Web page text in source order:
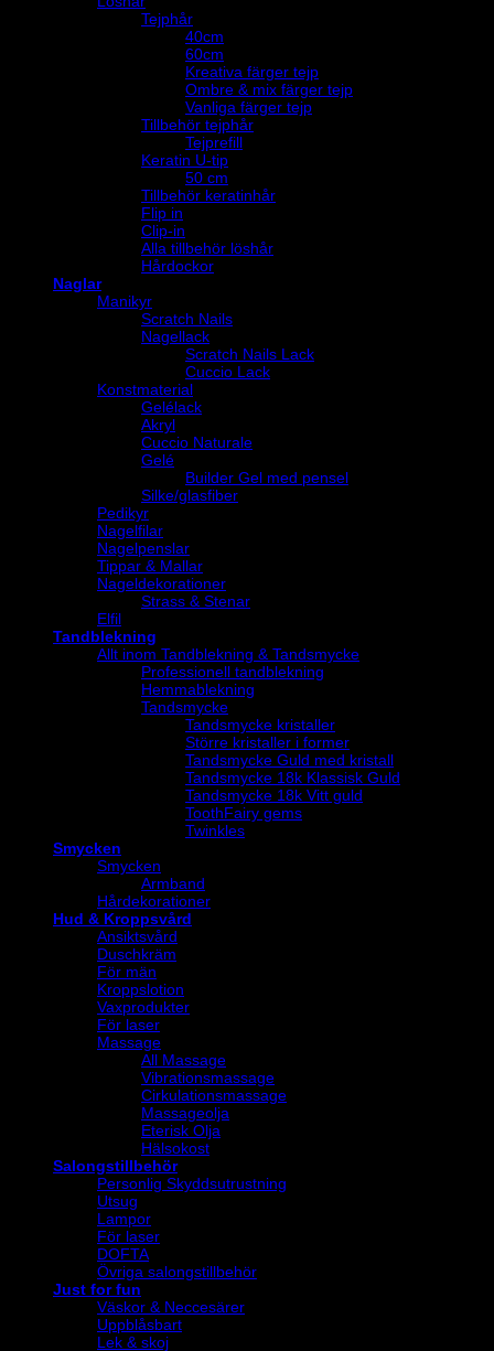
Tejphår
40cm
60cm
Kreativa färger tejp
Ombre & mix färger tejp
Vanliga färger tejp
Tillbehör tejphår
Tejprefill
Keratin U-tip
50 cm
Tillbehör keratinhår
Flip in
Clip-in
Alla tillbehör löshår
Hårdockor
Naglar
Manikyr
Scratch Nails
Nagellack
Scratch Nails Lack
Cuccio Lack
Konstmaterial
Gelélack
Akryl
Cuccio Naturale
Gelé
Builder Gel med pensel
Silke/glasfiber
Pedikyr
Nagelfilar
Nagelpenslar
Tippar & Mallar
Nageldekorationer
Strass & Stenar
Elfil
Tandblekning
Allt inom Tandblekning & Tandsmycke
Professionell tandblekning
Hemmablekning
Tandsmycke
Tandsmycke kristaller
Större kristaller i former
Tandsmycke Guld med kristall
Tandsmycke 18k Klassisk Guld
Tandsmycke 18k Vitt guld
ToothFairy gems
Twinkles
Smycken
Smycken
Armband
Hårdekorationer
Hud & Kroppsvård
Ansiktsvård
Duschkräm
För män
Kroppslotion
Vaxprodukter
För laser
Massage
All Massage
Vibrationsmassage
Cirkulationsmassage
Massageolja
Eterisk Olja
Hälsokost
Salongstillbehör
Personlig Skyddsutrustning
Utsug
Lampor
För laser
DOFTA
Övriga salongstillbehör
Just for fun
Väskor & Neccesärer
Uppblåsbart
Lek & skoj